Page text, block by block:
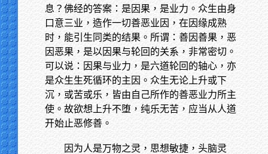
息？佛经的答案：是因果，是业力。众生由身
口意三业，造作一切善恶业因，在因缘成熟
时，能引生同类的结果。所谓：善因善果，恶
因恶果，是以因果与轮回的关系，非常密切。
可以说：因果与业力，是六道轮回的轴心，亦
是众生生死循环的主因。众生无论上升或下
沉，或苦或乐，皆由自己所作的善恶业力所主
使。故欲想上升不堕，纯乐无苦，应当从人道
开始止恶修善。
因为人是万物之灵，思想敏捷，头脑灵